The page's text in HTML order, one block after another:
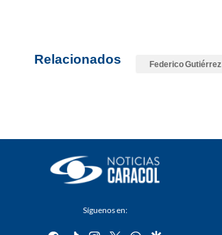
Relacionados Federico Gutiérrez
Síguenos en: